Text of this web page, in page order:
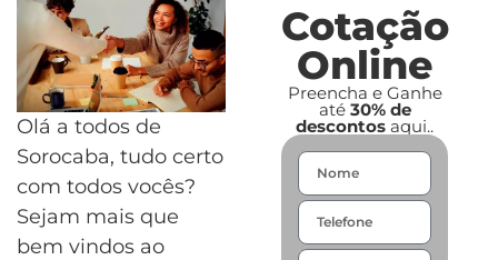
Olá a todos de
Sorocaba, tudo certo
com todos vocês?
Sejam mais que
bem vindos ao
Cotação
Online
Preencha e Ganhe
até 30% de
descontos aqui..